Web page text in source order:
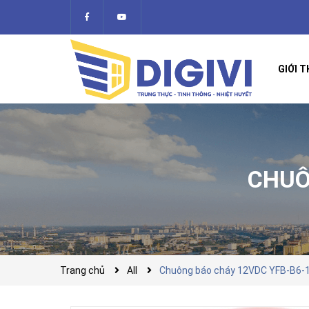
GIỚI
Trang chủ All Chuông báo cháy 12VDC YFB-B6-